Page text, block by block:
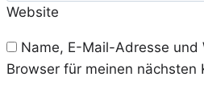
Website
Name, E-Mail-Adresse und
Browser für meinen nächsten